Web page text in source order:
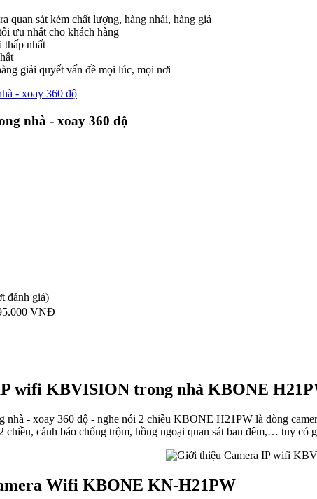
quan sát kém chất lượng, hàng nhái, hàng giả
ưu nhất cho khách hàng
thấp nhất
giải quyết vấn đề mọi lúc, mọi nơi
nhà - xoay 360 độ
đánh giá)
VNĐ
wifi KBVISION trong nhà KBONE
- xoay 360 độ - nghe nói 2 chiều KBONE H21PW là dòng
cảnh báo chống trộm, hồng ngoại quan sát ban đêm,… tuy
Wifi KBONE KN-H21PW